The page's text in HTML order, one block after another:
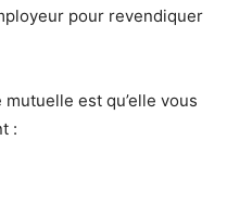
pour revendiquer
est qu’elle vous
: